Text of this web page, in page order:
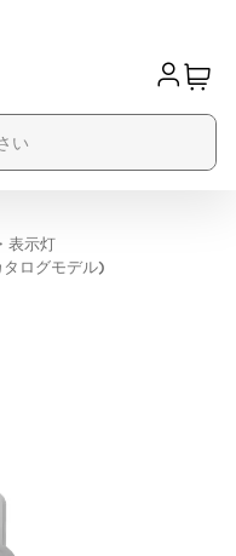
表示灯
ログモデル)